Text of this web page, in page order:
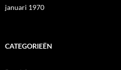
januari 1970
CATEGORIEËN